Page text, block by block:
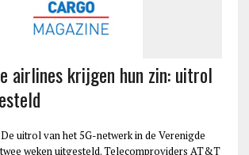
airlines krijgen hun zin: uitrol
uitrol van het 5G-netwerk in de Verenigde
weken uitgesteld. Telecomproviders AT&T